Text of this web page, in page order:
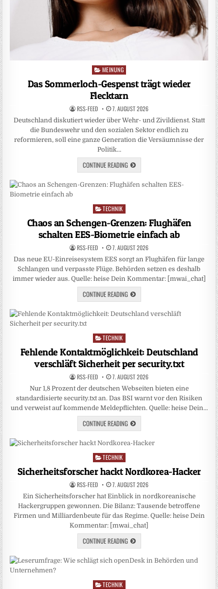
Posted
in
MEINUNG
Das Sommerloch-Gespenst trägt wieder
Flecktarn
RSS-FEED 7. AUGUST 2026
Deutschland diskutiert wieder über Wehr- und Zivildienst. Statt
die Bundeswehr und den sozialen Sektor endlich zu
reformieren, soll eine ganze Generation die Versäumnisse der
Politik…
CONTINUE READING
Posted
TECHNIK
Chaos an Schengen-Grenzen: Flughäfen
schalten EES-Biometrie einfach ab
RSS-FEED 7. AUGUST 2026
Das neue EU-Einreisesystem EES sorgt an Flughäfen für lange
Schlangen und verpasste Flüge. Behörden setzen es deshalb
immer wieder aus. Quelle: heise Dein Kommentar: [mwai_chat]
CONTINUE READING
Posted
TECHNIK
Fehlende Kontaktmöglichkeit: Deutschland
verschläft Sicherheit per security.txt
RSS-FEED 7. AUGUST 2026
Nur 1,8 Prozent der deutschen Webseiten bieten eine
standardisierte security.txt an. Das BSI warnt vor den Risiken
und verweist auf kommende Meldepflichten. Quelle: heise Dein…
CONTINUE READING
Posted
TECHNIK
Sicherheitsforscher hackt Nordkorea-Hacker
RSS-FEED 7. AUGUST 2026
Ein Sicherheitsforscher hat Einblick in nordkoreanische
Hackergruppen gewonnen. Die Bilanz: Tausende betroffene
Firmen und Milliardenbeute für das Regime. Quelle: heise Dein
Kommentar: [mwai_chat]
CONTINUE READING
Posted
TECHNIK